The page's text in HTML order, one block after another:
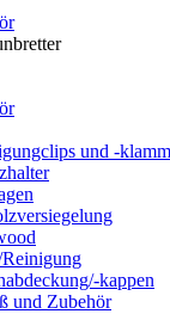
und -
kappen
und Zubehör